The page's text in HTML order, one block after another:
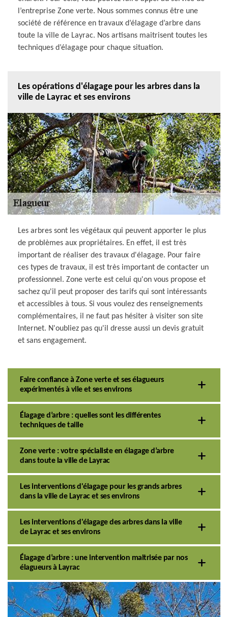
l’entreprise Zone verte. Nous sommes connus être une
société de référence en travaux d’élagage d’arbre dans
toute la ville de Layrac. Nos artisans maitrisent toutes les
techniques d’élagage pour chaque situation.
Les opérations d'élagage pour les arbres dans la
ville de Layrac et ses environs
Les arbres sont les végétaux qui peuvent apporter le plus
de problèmes aux propriétaires. En effet, il est très
important de réaliser des travaux d'élagage. Pour faire
ces types de travaux, il est très important de contacter un
professionnel. Zone verte est celui qu'on vous propose et
sachez qu'il peut proposer des tarifs qui sont intéressants
et accessibles à tous. Si vous voulez des renseignements
complémentaires, il ne faut pas hésiter à visiter son site
Internet. N'oubliez pas qu'il dresse aussi un devis gratuit
et sans engagement.
Faire confiance à Zone verte et ses élagueurs
expérimentés à vile et ses environs
Élagage d’arbre : quelles sont les différentes
techniques de taille
Zone verte : votre spécialiste en élagage d’arbre
dans toute la ville de Layrac
Les interventions d'élagage pour les grands arbres
dans la ville de Layrac et ses environs
Les interventions d'élagage des arbres dans la ville
de Layrac et ses environs
Élagage d’arbre : une intervention maitrisée par nos
élagueurs à Layrac